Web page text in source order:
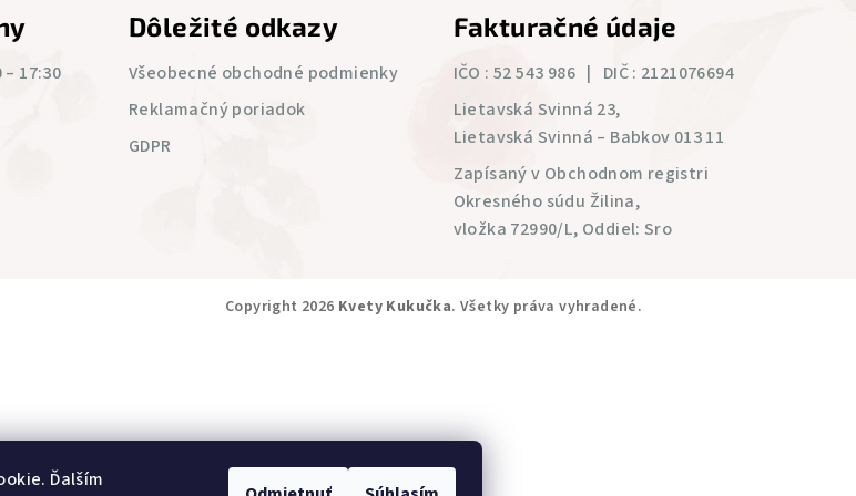
Ďalším
17:30
Dôležité odkazy
Všeobecné obchodné podmienky
Reklamačný poriadok
GDPR
Fakturačné údaje
IČO : 52 543 986 | DIČ : 2121076694
Lietavská Svinná 23,
Lietavská Svinná – Babkov 013 11
Zapísaný v Obchodnom registri
Okresného súdu Žilina,
vložka 72990/L, Oddiel: Sro
Copyright 2026 Kvety Kukučka. Všetky práva vyhradené.